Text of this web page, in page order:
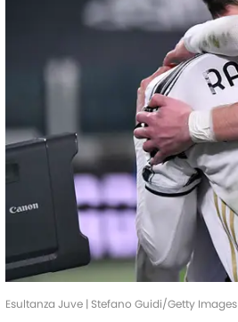
Esultanza Juve | Stefano Guidi/Getty Images